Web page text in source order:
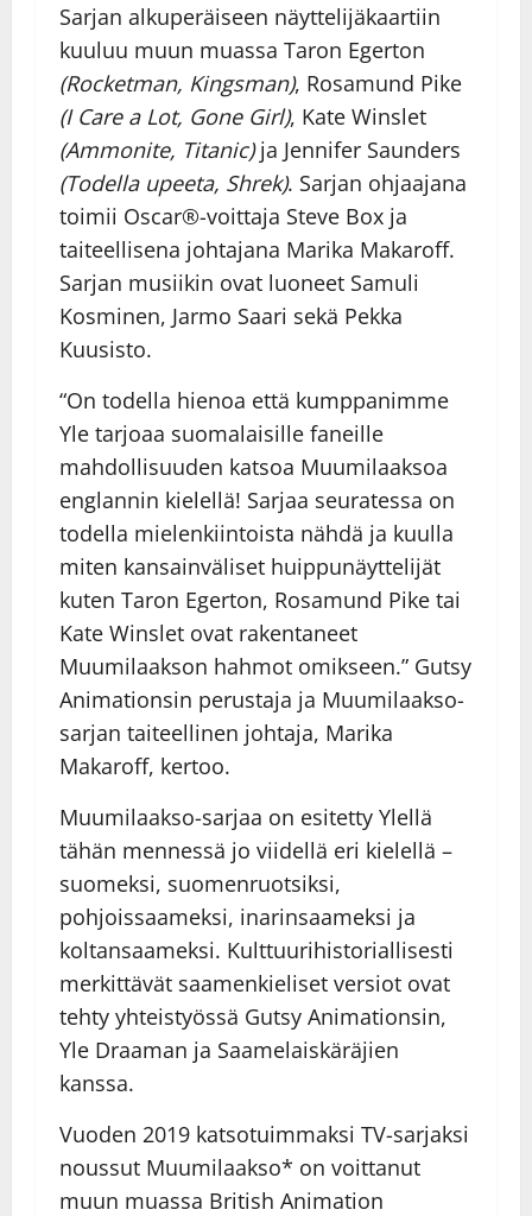
Sarjan alkuperäiseen näyttelijäkaartiin
kuuluu muun muassa Taron Egerton
(Rocketman, Kingsman), Rosamund Pike
(I Care a Lot, Gone Girl), Kate Winslet
(Ammonite, Titanic)ja Jennifer Saunders
(Todella upeeta, Shrek). Sarjan ohjaajana
toimii Oscar®-voittaja Steve Box ja
taiteellisena johtajana Marika Makaroff.
Sarjan musiikin ovat luoneet Samuli
Kosminen, Jarmo Saari sekä Pekka
Kuusisto.
“On todella hienoa että kumppanimme
Yle tarjoaa suomalaisille faneille
mahdollisuuden katsoa Muumilaaksoa
englannin kielellä! Sarjaa seuratessa on
todella mielenkiintoista nähdä ja kuulla
miten kansainväliset huippunäyttelijät
kuten Taron Egerton, Rosamund Pike tai
Kate Winslet ovat rakentaneet
Muumilaakson hahmot omikseen.” Gutsy
Animationsin perustaja ja Muumilaakso-
sarjan taiteellinen johtaja, Marika
Makaroff, kertoo.
Muumilaakso-sarjaa on esitetty Ylellä
tähän mennessä jo viidellä eri kielellä –
suomeksi, suomenruotsiksi,
pohjoissaameksi, inarinsaameksi ja
koltansaameksi. Kulttuurihistoriallisesti
merkittävät saamenkieliset versiot ovat
tehty yhteistyössä Gutsy Animationsin,
Yle Draaman ja Saamelaiskäräjien
kanssa.
Vuoden 2019 katsotuimmaksi TV-sarjaksi
noussut Muumilaakso* on voittanut
muun muassa British Animation